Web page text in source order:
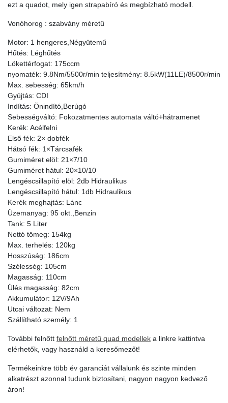
ezt a quadot, mely igen strapabíró és megbízható modell.
Vonóhorog : szabvány méretű
Motor: 1 hengeres,Négyütemű
Hűtés: Léghűtés
Lökettérfogat: 175ccm
nyomaték: 9.8Nm/5500r/min teljesítmény: 8.5kW(11LE)/8500r/min
Max. sebesség: 65km/h
Gyújtás: CDI
Indítás: Önindító,Berúgó
Sebességváltó: Fokozatmentes automata váltó+hátramenet
Kerék: Acélfelni
Első fék: 2× dobfék
Hátsó fék: 1×Tárcsafék
Gumiméret elöl: 21×7/10
Gumiméret hátul: 20×10/10
Lengéscsillapító elöl: 2db Hidraulikus
Lengéscsillapító hátul: 1db Hidraulikus
Kerék meghajtás: Lánc
Üzemanyag: 95 okt.,Benzin
Tank: 5 Liter
Nettó tömeg: 154kg
Max. terhelés: 120kg
Hosszúság: 186cm
Szélesség: 105cm
Magasság: 110cm
Ülés magasság: 82cm
Akkumulátor: 12V/9Ah
Utcai változat: Nem
Szállítható személy: 1
További felnőtt felnőtt méretű quad modellek a linkre kattintva
elérhetők, vagy használd a keresőmezőt!
Termékeinkre több év garanciát vállalunk és szinte minden
alkatrészt azonnal tudunk biztosítani, nagyon nagyon kedvező
áron!